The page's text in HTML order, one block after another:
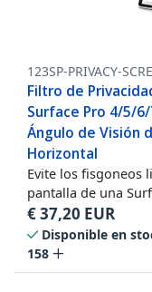
123SP-PRIVACY-
Filtro de
Surface Pro 4/5/
Ángulo de Visión
Horizontal
Evite los fisgoneos
pantalla de una
€37,20 EUR
Disponible en
158